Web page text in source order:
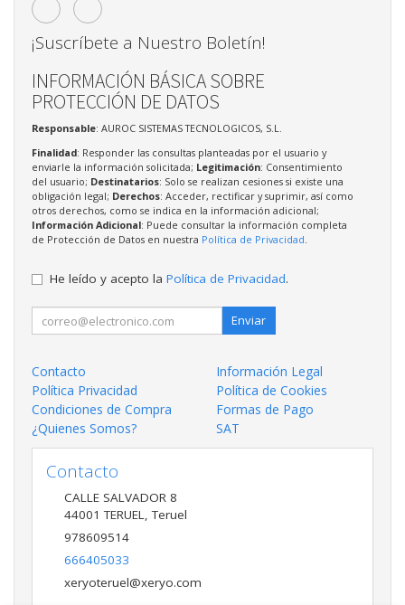
¡Suscríbete a Nuestro Boletín!
INFORMACIÓN BÁSICA SOBRE
PROTECCIÓN DE DATOS
Responsable: AUROC SISTEMAS TECNOLOGICOS, S.L.
Finalidad: Responder las consultas planteadas por el usuario y
enviarle la información solicitada; Legitimación: Consentimiento
del usuario; Destinatarios: Solo se realizan cesiones si existe una
obligación legal; Derechos: Acceder, rectificar y suprimir, así como
otros derechos, como se indica en la información adicional;
Información Adicional: Puede consultar la información completa
de Protección de Datos en nuestra Política de Privacidad
He leído y acepto la Política de Privacidad.
Enviar
Contacto
Información Legal
Política Privacidad
Política de Cookies
Condiciones de Compra
Formas de Pago
¿Quienes Somos?
SAT
Contacto
CALLE SALVADOR 8
44001 TERUEL,Teruel
978609514
666405033
xeryoteruel@xeryo.com